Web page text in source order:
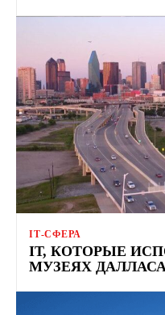
ІТ-СФЕРА
ІТ, КОТОРЫЕ
МУЗЕЯХ